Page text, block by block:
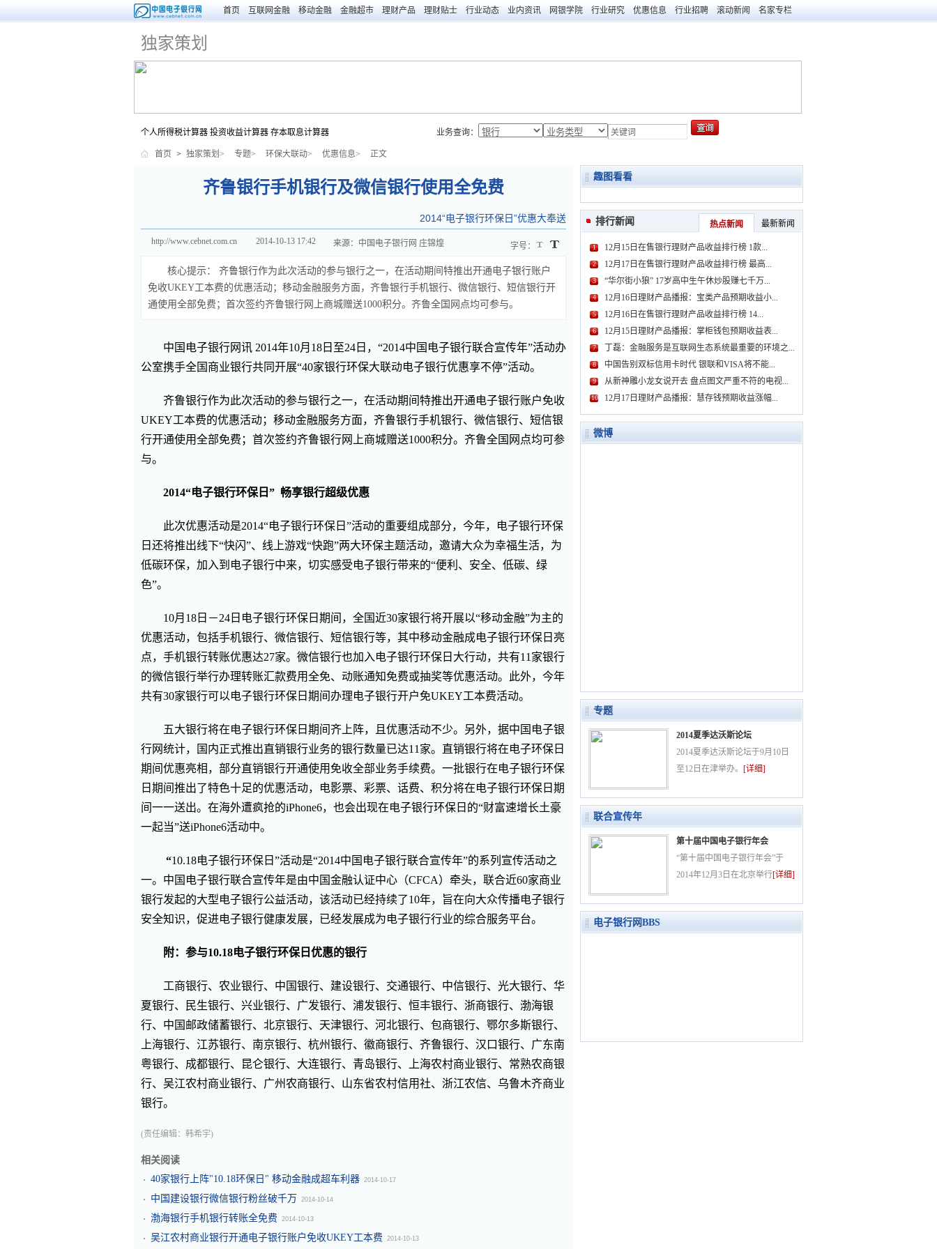
首页 互联网金融 移动金融 金融超市 理财产品 理财贴士 行业动态 业内资讯 网银学院 行业研究 优惠信息 行业招聘 滚动新闻 名家专栏
独家策划
个人所得税计算器 投资收益计算器 存本取息计算器 业务查询：
首页 > 独家策划> 专题> 环保大联动> 优惠信息> 正文
齐鲁银行手机银行及微信银行使用全免费
2014“电子银行环保日”优惠大奉送
http://www.cebnet.com.cn 2014-10-13 17:42 来源：中国电子银行网 庄锦煌 字号：
核心提示：
齐鲁银行作为此次活动的参与银行之一，在活动期间特推出开通电子银行账户
免收UKEY工本费的优惠活动；移动金融服务方面，齐鲁银行手机银行、微信银行、短信银行开
通使用全部免费；首次签约齐鲁银行网上商城赠送1000积分。齐鲁全国网点均可参与。
中国电子银行网讯 2014年10月18日至24日，“2014中国电子银行联合宣传年”活动办
公室携手全国商业银行共同开展“40家银行环保大联动电子银行优惠享不停”活动。
齐鲁银行作为此次活动的参与银行之一，在活动期间特推出开通电子银行账户免收
UKEY工本费的优惠活动；移动金融服务方面，齐鲁银行手机银行、微信银行、短信银
行开通使用全部免费；首次签约齐鲁银行网上商城赠送1000积分。齐鲁全国网点均可参
与。
2014“电子银行环保日” 畅享银行超级优惠
此次优惠活动是2014“电子银行环保日”活动的重要组成部分，今年，电子银行环保
日还将推出线下“快闪”、线上游戏“快跑”两大环保主题活动，邀请大众为幸福生活，为
低碳环保，加入到电子银行中来，切实感受电子银行带来的“便利、安全、低碳、绿
色”。
10月18日－24日电子银行环保日期间，全国近30家银行将开展以“移动金融”为主的
优惠活动，包括手机银行、微信银行、短信银行等，其中移动金融成电子银行环保日亮
点，手机银行转账优惠达27家。微信银行也加入电子银行环保日大行动，共有11家银行
的微信银行举行办理转账汇款费用全免、动账通知免费或抽奖等优惠活动。此外，今年
共有30家银行可以电子银行环保日期间办理电子银行开户免UKEY工本费活动。
五大银行将在电子银行环保日期间齐上阵，且优惠活动不少。另外，据中国电子银
行网统计，国内正式推出直销银行业务的银行数量已达11家。直销银行将在电子环保日
期间优惠亮相，部分直销银行开通使用免收全部业务手续费。一批银行在电子银行环保
日期间推出了特色十足的优惠活动，电影票、彩票、话费、积分将在电子银行环保日期
间一一送出。在海外遭疯抢的iPhone6，也会出现在电子银行环保日的“财富速增长土豪
一起当”送iPhone6活动中。
“10.18电子银行环保日”活动是“2014中国电子银行联合宣传年”的系列宣传活动之
一。中国电子银行联合宣传年是由中国金融认证中心（CFCA）牵头，联合近60家商业
银行发起的大型电子银行公益活动，该活动已经持续了10年，旨在向大众传播电子银行
安全知识，促进电子银行健康发展，已经发展成为电子银行行业的综合服务平台。
附：参与10.18电子银行环保日优惠的银行
工商银行、农业银行、中国银行、建设银行、交通银行、中信银行、光大银行、华
夏银行、民生银行、兴业银行、广发银行、浦发银行、恒丰银行、浙商银行、渤海银
行、中国邮政储蓄银行、北京银行、天津银行、河北银行、包商银行、鄂尔多斯银行、
上海银行、江苏银行、南京银行、杭州银行、徽商银行、齐鲁银行、汉口银行、广东南
粤银行、成都银行、昆仑银行、大连银行、青岛银行、上海农村商业银行、常熟农商银
行、吴江农村商业银行、广州农商银行、山东省农村信用社、浙江农信、乌鲁木齐商业
银行。
(责任编辑：韩希宇)
相关阅读
40家银行上阵"10.18环保日" 移动金融成超车利器 2014-10-17
中国建设银行微信银行粉丝破千万 2014-10-14
渤海银行手机银行转账全免费 2014-10-13
吴江农村商业银行开通电子银行账户免收UKEY工本费 2014-10-13
趣图看看
排行新闻 热点新闻 最新新闻
1 12月15日在售银行理财产品收益排行榜 1款...
2 12月17日在售银行理财产品收益排行榜 最高...
3 “华尔街小狼” 17岁高中生午休炒股赚七千万...
4 12月16日理财产品播报：宝类产品预期收益小...
5 12月16日在售银行理财产品收益排行榜 14...
6 12月15日理财产品播报：掌柜钱包预期收益表...
7 丁磊：金融服务是互联网生态系统最重要的环境之...
8 中国告别双标信用卡时代 银联和VISA将不能...
9 从新神雕小龙女说开去 盘点图文严重不符的电视...
10 12月17日理财产品播报：慧存钱预期收益涨幅...
微博
专题
2014夏季达沃斯论坛
2014夏季达沃斯论坛于9月10日
至12日在津举办。 [详细]
联合宣传年
第十届中国电子银行年会
“第十届中国电子银行年会”于
2014年12月3日在北京举行[详细]
电子银行网BBS